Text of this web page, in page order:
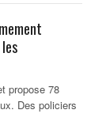
propose 78
Des policiers